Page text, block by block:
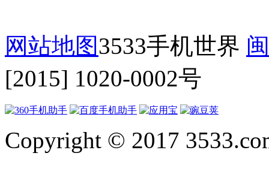
网站地图3533手机世界
[2015] 1020-0002号
Copyright © 2017